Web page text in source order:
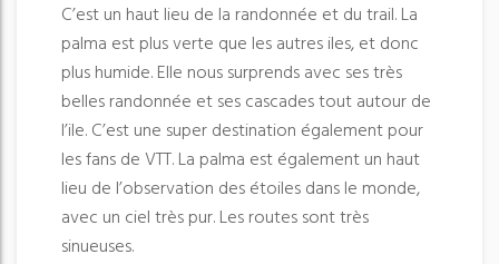
C’est un haut lieu de la randonnée et du trail. La
palma est plus verte que les autres iles, et donc
plus humide. Elle nous surprends avec ses très
belles randonnée et ses cascades tout autour de
l’ile. C’est une super destination également pour
les fans de VTT. La palma est également un haut
lieu de l’observation des étoiles dans le monde,
avec un ciel très pur. Les routes sont très
sinueuses.